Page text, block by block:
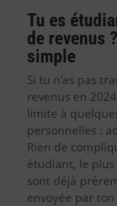
Tu es
de revenus
simple
Si tu n’as pas
revenus en
limite à
personnelles :
Rien de
étudiant, le
sont déjà
envoyée par